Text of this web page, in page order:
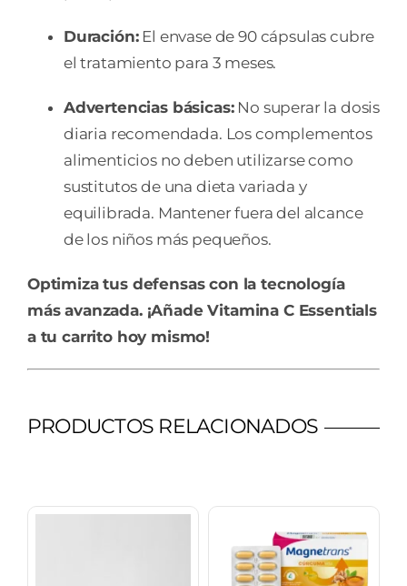
Duración:El envase de 90 cápsulas cubre
el tratamiento para 3 meses.
Advertencias básicas:No superar la dosis
diaria recomendada. Los complementos
alimenticios no deben utilizarse como
sustitutos de una dieta variada y
equilibrada. Mantener fuera del alcance
de los niños más pequeños.
Optimiza tus defensas con la tecnología
más avanzada. ¡Añade Vitamina C Essentials
a tu carrito hoy mismo!
PRODUCTOS RELACIONADOS